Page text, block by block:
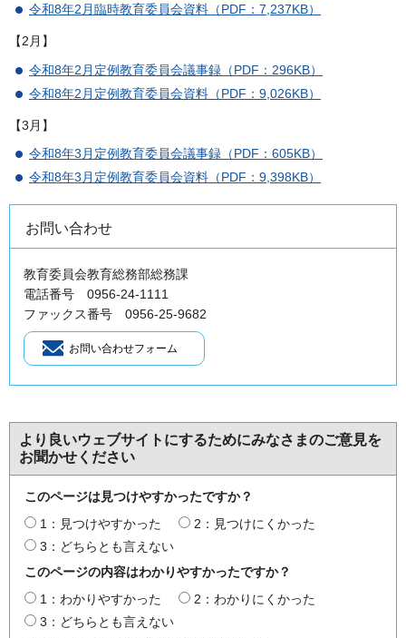
令和8年2月臨時教育委員会資料（PDF：7,237KB）
【2月】
令和8年2月定例教育委員会議事録（PDF：296KB）
令和8年2月定例教育委員会資料（PDF：9,026KB）
【3月】
令和8年3月定例教育委員会議事録（PDF：605KB）
令和8年3月定例教育委員会資料（PDF：9,398KB）
お問い合わせ
教育委員会教育総務部総務課
電話番号 0956-24-1111
ファックス番号 0956-25-9682
より良いウェブサイトにするためにみなさまのご意見を
お聞かせください
このページは見つけやすかったですか？
1：見つけやすかった
2：見つけにくかった
3：どちらとも言えない
このページの内容はわかりやすかったですか？
1：わかりやすかった
2：わかりにくかった
3：どちらとも言えない